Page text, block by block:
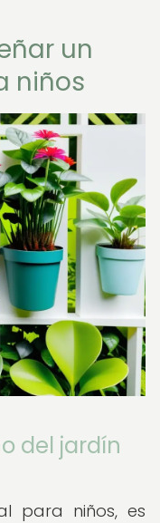
un
niños
del jardín
para niños, es